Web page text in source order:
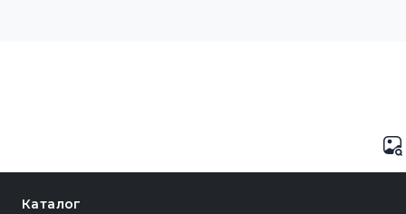
Каталог